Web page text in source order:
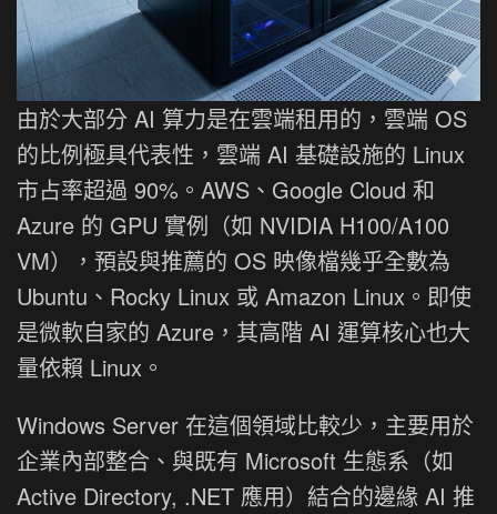
由於大部分 AI 算力是在雲端租用的，雲端 OS
的比例極具代表性，雲端 AI 基礎設施的 Linux
市占率超過 90%。AWS、Google Cloud 和
Azure 的 GPU 實例（如 NVIDIA H100/A100
VM），預設與推薦的 OS 映像檔幾乎全數為
Ubuntu、Rocky Linux 或 Amazon Linux。即使
是微軟自家的 Azure，其高階 AI 運算核心也大
量依賴 Linux。
Windows Server 在這個領域比較少，主要用於
企業內部整合、與既有 Microsoft 生態系（如
Active Directory, .NET 應用）結合的邊緣 AI 推